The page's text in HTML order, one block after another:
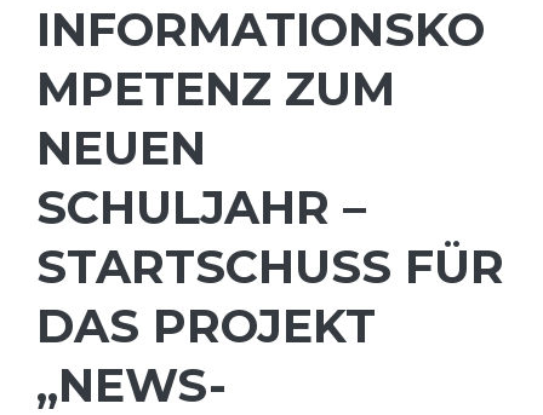
INFORMATIONSKO
MPETENZ ZUM
NEUEN
SCHULJAHR –
STARTSCHUSS FÜR
DAS PROJEKT
„NEWS-